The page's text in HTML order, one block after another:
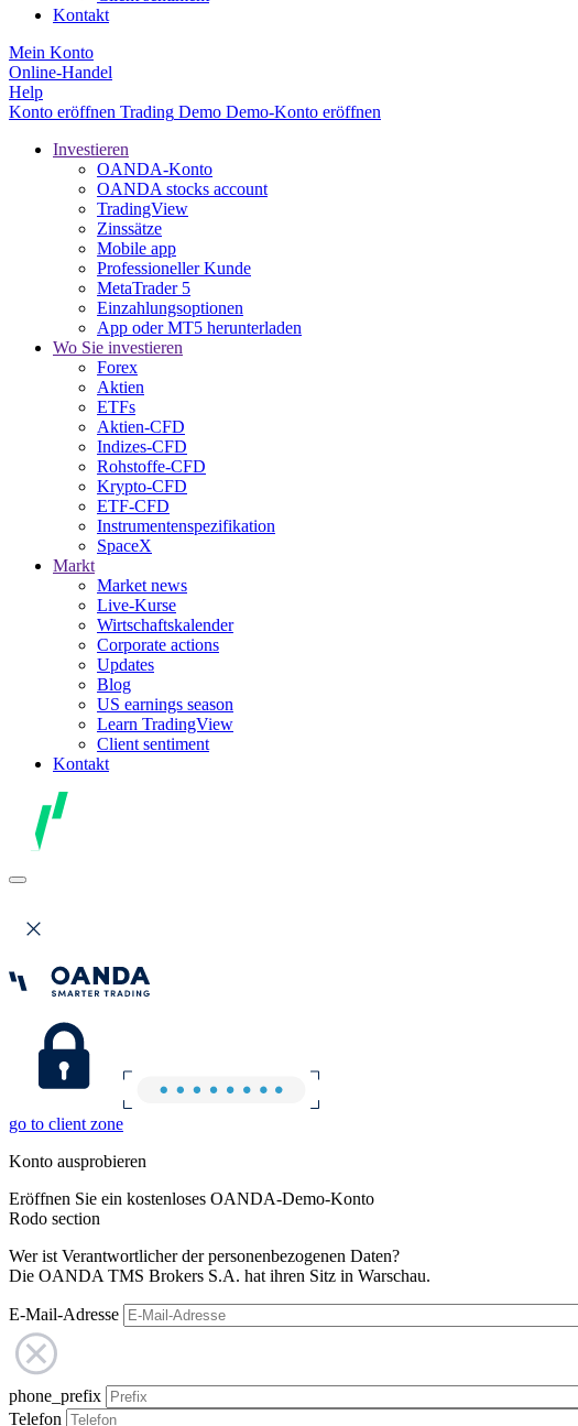
Kontakt
Mein Konto
Online-Handel
Help
Konto eröffnen Trading Demo Demo-Konto eröffnen
Investieren
OANDA-Konto
OANDA stocks account
TradingView
Zinssätze
Mobile app
Professioneller Kunde
MetaTrader 5
Einzahlungsoptionen
App oder MT5 herunterladen
Wo Sie investieren
Forex
Aktien
ETFs
Aktien-CFD
Indizes-CFD
Rohstoffe-CFD
Krypto-CFD
ETF-CFD
Instrumentenspezifikation
SpaceX
Markt
Market news
Live-Kurse
Wirtschaftskalender
Corporate actions
Updates
Blog
US earnings season
Learn TradingView
Client sentiment
Kontakt
go to client zone
Konto ausprobieren
Eröffnen Sie ein kostenloses OANDA-Demo-Konto
Rodo section
Wer ist Verantwortlicher der personenbezogenen Daten?
Die OANDA TMS Brokers S.A. hat ihren Sitz in Warschau.
E-Mail-Adresse
phone_prefix
Telefon